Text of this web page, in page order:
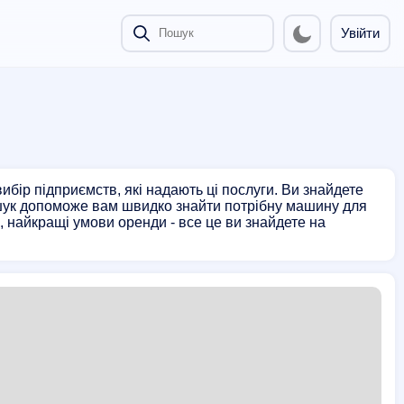
Увійти
підприємств, які надають ці послуги. Ви знайдете
допоможе вам швидко знайти потрібну машину для
найкращі умови оренди - все це ви знайдете на